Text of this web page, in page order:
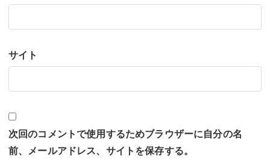
サイト
次回のコメントで使用するためブラウザーに自分の名
前、メールアドレス、サイトを保存する。